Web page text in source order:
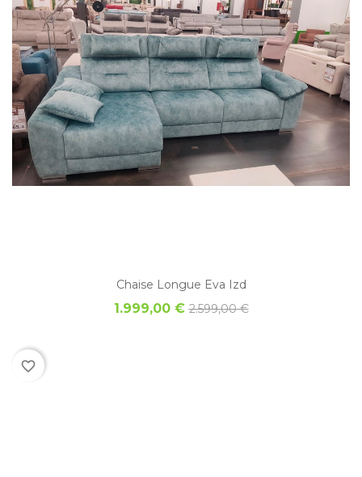
Chaise Longue Eva Izd
1.999,00 € 2.599,00 €
favorite_border